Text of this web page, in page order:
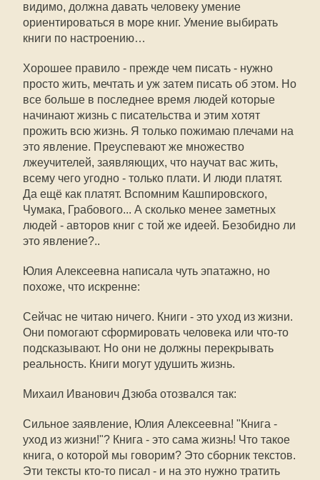
видимо, должна давать человеку умение
ориентироваться в море книг. Умение выбирать
книги по настроению…
Хорошее правило - прежде чем писать - нужно
просто жить, мечтать и уж затем писать об этом. Но
все больше в последнее время людей которые
начинают жизнь с писательства и этим хотят
прожить всю жизнь. Я только пожимаю плечами на
это явление. Преуспевают же множество
лжеучителей, заявляющих, что научат вас жить,
всему чего угодно - только плати. И люди платят.
Да ещё как платят. Вспомним Кашпировского,
Чумака, Грабового... А сколько менее заметных
людей - авторов книг с той же идеей. Безобидно ли
это явление?..
Юлия Алексеевна написала чуть эпатажно, но
похоже, что искренне:
Сейчас не читаю ничего. Книги - это уход из жизни.
Они помогают сформировать человека или что-то
подсказывают. Но они не должны перекрывать
реальность. Книги могут удушить жизнь.
Михаил Иванович Дзюба отозвался так:
Сильное заявление, Юлия Алексеевна! "Книга -
уход из жизни!"? Книга - это сама жизнь! Что такое
книга, о которой мы говорим? Это сборник текстов.
Эти тексты кто-то писал - и на это нужно тратить